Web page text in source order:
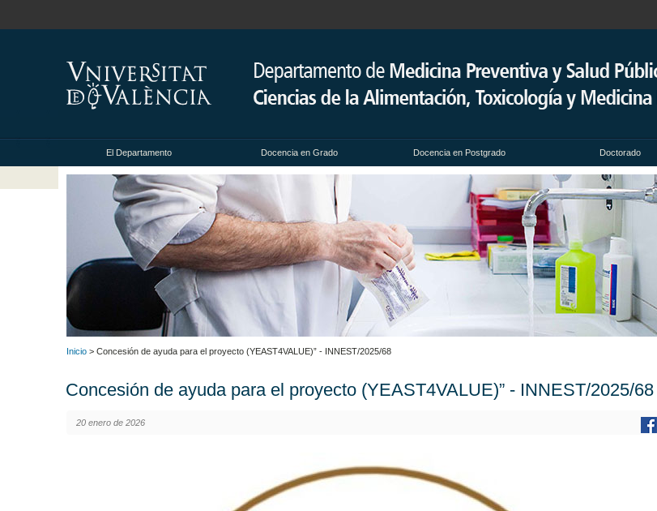
El Departamento Docencia en Grado Docencia en Postgrado Doctorado
Inicio > Concesión de ayuda para el proyecto (YEAST4VALUE)” - INNEST/2025/68
Concesión de ayuda para el proyecto (YEAST4VALUE)” - INNEST/2025/68
20 enero de 2026